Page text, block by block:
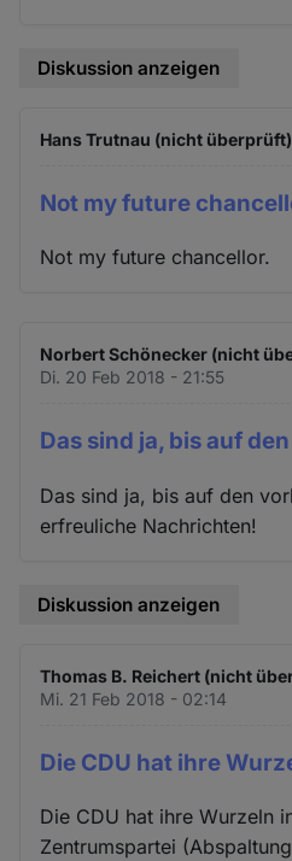
Diskussion anzeigen
Hans Trutnau (nicht überprüft)
Not my future
Not my future chancellor.
Norbert Schönecker (nicht
Di. 20 Feb 2018 - 21:55
Das sind ja, bis auf den
Das sind ja, bis auf den
erfreuliche Nachrichten!
Diskussion anzeigen
Thomas B. Reichert (nicht
Mi. 21 Feb 2018 - 02:14
Die CDU hat ihre
Die CDU hat ihre Wurzeln
Zentrumspartei